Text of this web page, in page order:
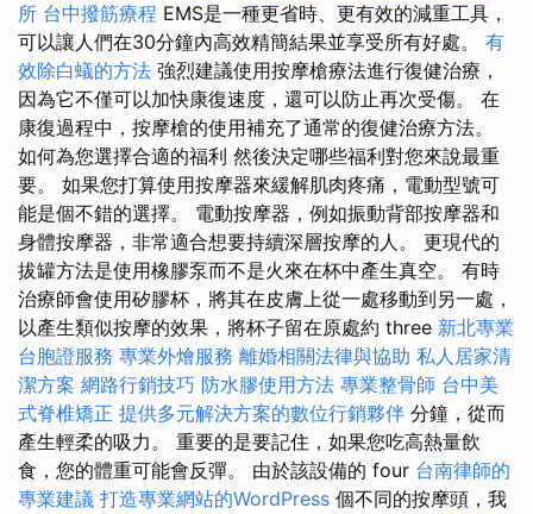
所 台中撥筋療程 EMS是一種更省時、更有效的減重工具，
可以讓人們在30分鐘內高效精簡結果並享受所有好處。 有
效除白蟻的方法 強烈建議使用按摩槍療法進行復健治療，
因為它不僅可以加快康復速度，還可以防止再次受傷。 在
康復過程中，按摩槍的使用補充了通常的復健治療方法。
如何為您選擇合適的福利 然後決定哪些福利對您來說最重
要。 如果您打算使用按摩器來緩解肌肉疼痛，電動型號可
能是個不錯的選擇。 電動按摩器，例如振動背部按摩器和
身體按摩器，非常適合想要持續深層按摩的人。 更現代的
拔罐方法是使用橡膠泵而不是火來在杯中產生真空。 有時
治療師會使用矽膠杯，將其在皮膚上從一處移動到另一處，
以產生類似按摩的效果，將杯子留在原處約 three 新北專業
台胞證服務 專業外燴服務 離婚相關法律與協助 私人居家清
潔方案 網路行銷技巧 防水膠使用方法 專業整骨師 台中美
式脊椎矯正 提供多元解決方案的數位行銷夥伴 分鐘，從而
產生輕柔的吸力。 重要的是要記住，如果您吃高熱量飲
食，您的體重可能會反彈。 由於該設備的 four 台南律師的
專業建議 打造專業網站的WordPress 個不同的按摩頭，我